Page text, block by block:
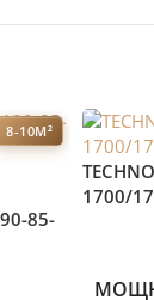
8-10М²
85-
1700/